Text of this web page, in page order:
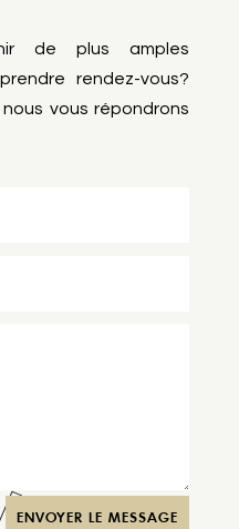
de plus amples
rendez-vous?
vous répondrons
ENVOYER LE MESSAGE